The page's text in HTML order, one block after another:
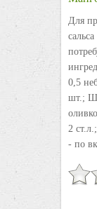
Для
0,5
шт.;
2
- по